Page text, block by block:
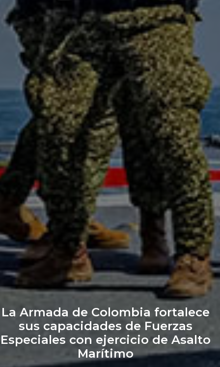
La Armada de Colombia fortalece
sus capacidades de Fuerzas
Especiales con ejercicio de Asalto
Marítimo